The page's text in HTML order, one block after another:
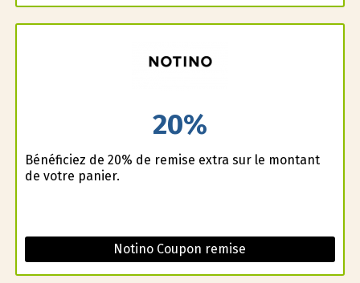
20%
Bénéficiez de 20% de remise extra sur le montant
de votre panier.
Notino Coupon remise